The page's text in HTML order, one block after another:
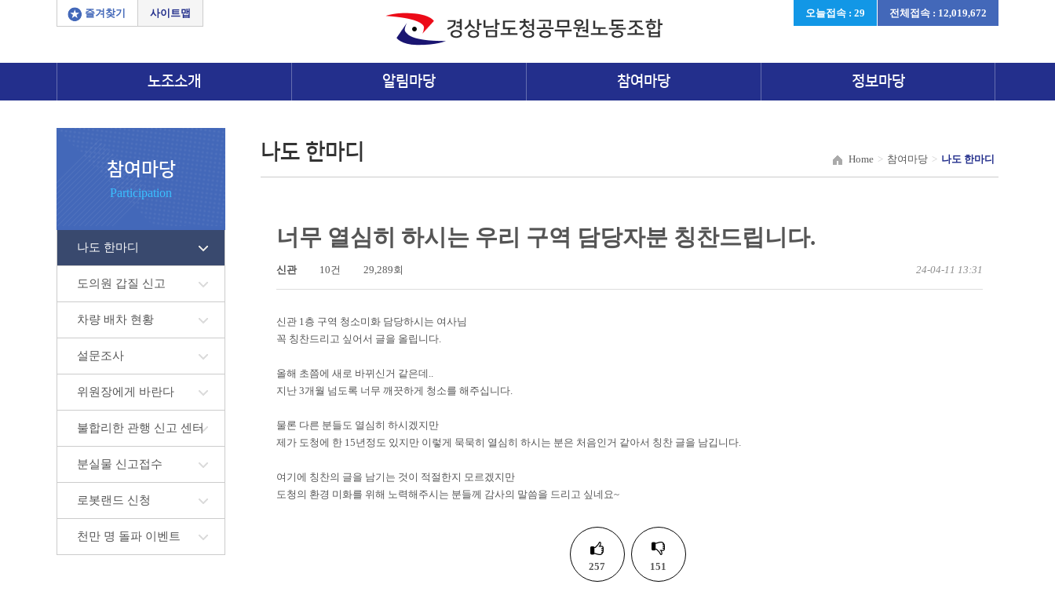
즐겨찾기 사이트맵 오늘접속 : 29 전체접속 : 12,019,672
노조소개 알림마당 참여마당 정보마당
참여마당
Participation
나도 한마디
도의원 갑질 신고
차량 배차 현황
설문조사
위원장에게 바란다
불합리한 관행 신고 센터
분실물 신고접수
로봇랜드 신청
천만 명 돌파 이벤트
나도 한마디 Home > 참여마당 > 나도 한마디
너무 열심히 하시는 우리 구역 담당자분 칭찬드립니다.
신관 10건 29,289회 24-04-11 13:31
신관 1층 구역 청소미화 담당하시는 여사님
꼭 칭찬드리고 싶어서 글을 올립니다.
올해 초쯤에 새로 바뀌신거 같은데..
지난 3개월 넘도록 너무 깨끗하게 청소를 해주십니다.
물론 다른 분들도 열심히 하시겠지만
제가 도청에 한 15년정도 있지만 이렇게 묵묵히 열심히 하시는 분은 처음인거 같아서 칭찬 글을 남깁니다.
여기에 칭찬의 글을 남기는 것이 적절한지 모르겠지만
도청의 환경 미화를 위해 노력해주시는 분들께 감사의 말씀을 드리고 싶네요~
257 151